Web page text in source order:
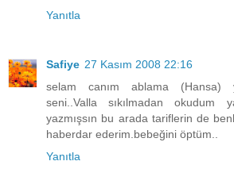
Yanıtla
Safiye 27 Kasım 2008 22:16
selam canım ablama (Hansa)
seni..Valla sıkılmadan okudum
yazmışsın bu arada tariflerin de
haberdar ederim.bebeğini öptüm..
Yanıtla